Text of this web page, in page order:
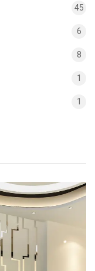
45
6
8
1
1